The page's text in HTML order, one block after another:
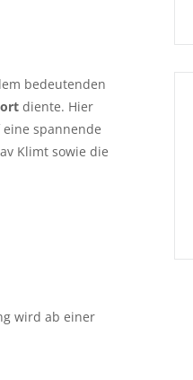
bedeutenden
diente. Hier
spannende
Klimt sowie die
wird ab einer